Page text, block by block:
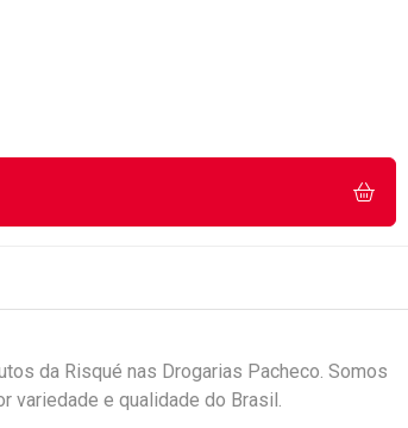
da Risqué nas Drogarias Pacheco. Somos
variedade e qualidade do Brasil.